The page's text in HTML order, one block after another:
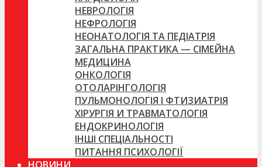
НЕВРОЛОГІЯ
НЕФРОЛОГІЯ
НЕОНАТОЛОГІЯ ТА ПЕДІАТРІЯ
ЗАГАЛЬНА ПРАКТИКА — СІМЕЙНА
МЕДИЦИНА
ОНКОЛОГІЯ
ОТОЛАРІНГОЛОГІЯ
ПУЛЬМОНОЛОГІЯ І ФТИЗИАТРІЯ
ХІРУРГІЯ И ТРАВМАТОЛОГІЯ
ЕНДОКРИНОЛОГІЯ
ІНШІ СПЕЦІАЛЬНОСТІ
ПИТАННЯ ПСИХОЛОГІЇ
НОВИНИ